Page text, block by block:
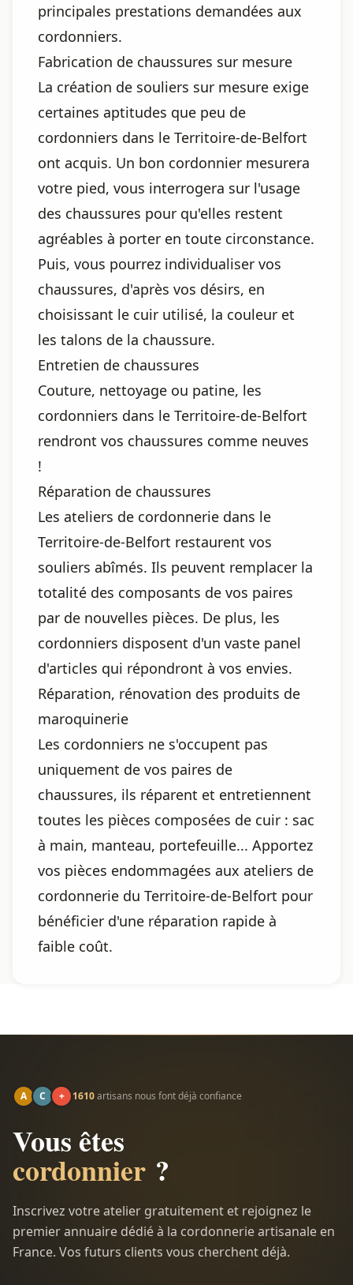
principales prestations demandées aux
cordonniers.
Fabrication de chaussures sur mesure
La création de souliers sur mesure exige
certaines aptitudes que peu de
cordonniers dans le Territoire-de-Belfort
ont acquis. Un bon cordonnier mesurera
votre pied, vous interrogera sur l'usage
des chaussures pour qu'elles restent
agréables à porter en toute circonstance.
Puis, vous pourrez individualiser vos
chaussures, d'après vos désirs, en
choisissant le cuir utilisé, la couleur et
les talons de la chaussure.
Entretien de chaussures
Couture, nettoyage ou patine, les
cordonniers dans le Territoire-de-Belfort
rendront vos chaussures comme neuves
!
Réparation de chaussures
Les ateliers de cordonnerie dans le
Territoire-de-Belfort restaurent vos
souliers abîmés. Ils peuvent remplacer la
totalité des composants de vos paires
par de nouvelles pièces. De plus, les
cordonniers disposent d'un vaste panel
d'articles qui répondront à vos envies.
Réparation, rénovation des produits de
maroquinerie
Les cordonniers ne s'occupent pas
uniquement de vos paires de
chaussures, ils réparent et entretiennent
toutes les pièces composées de cuir : sac
à main, manteau, portefeuille... Apportez
vos pièces endommagées aux ateliers de
cordonnerie du Territoire-de-Belfort pour
bénéficier d'une réparation rapide à
faible coût.
A C + 1610artisans nous font déjà confiance
Vous êtes
cordonnier ?
Inscrivez votre atelier gratuitement et rejoignez le
premier annuaire dédié à la cordonnerie artisanale en
France. Vos futurs clients vous cherchent déjà.